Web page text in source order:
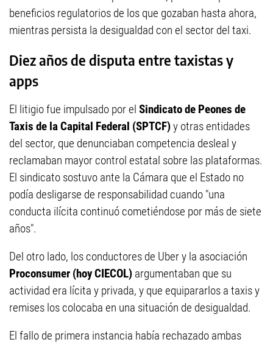
beneficios regulatorios de los que gozaban hasta ahora,
mientras persista la desigualdad con el sector del taxi.
Diez años de disputa entre taxistas y
apps
El litigio fue impulsado por el Sindicato de Peones de
Taxis de la Capital Federal (SPTCF)y otras entidades
del sector, que denunciaban competencia desleal y
reclamaban mayor control estatal sobre las plataformas.
El sindicato sostuvo ante la Cámara que el Estado no
podía desligarse de responsabilidad cuando "una
conducta ilícita continuó cometiéndose por más de siete
años".
Del otro lado, los conductores de Uber y la asociación
Proconsumer (hoy CIECOL) argumentaban que su
actividad era lícita y privada, y que equipararlos a taxis y
remises los colocaba en una situación de desigualdad.
El fallo de primera instancia había rechazado ambas